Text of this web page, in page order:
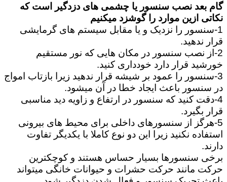
گام بعد نصب سنسور یا چشمی های دزدگیر است که
نکاتی ازین موارد را گوشزد میکنیم
1-سنسور را نزدیک و یا مقابل سیستم های گرمایشی
قرار ندهید.
2-از نصب سنسور در مکان هایی که نور مستقیم
خورشید قرار دارد خودداری کنید.
3-سنسور را عمود بر شیشه قرار ندهید زیرا بازتاب امواج
در سنسور باعث ایجاد خطا در آن میشود.
4-دقت کنید که سنسور در ارتفاع و زاویه دید مناسبی
قرار بگیرد.
5-هرگز از سنسورهای داخلی برای محیط های بیرونی
استفاده نکنید زیرا این دو نوع کاملا با یکدیگر تفاوت
دارند.
برخی سنسورها بسیار حساس هستند و کوچکترین
حرکت مانند حرکت حشرات و حیوانات خانگی میتواند